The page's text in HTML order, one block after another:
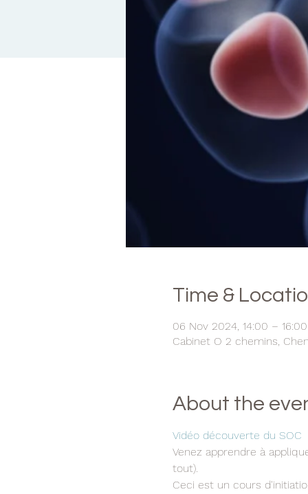
Time &
06 Nov 2024, 14:00 – 16:00
Cabinet O 2 chemins,
About the
Vidéo découverte du SOC
Venez apprendre à
tout).
Ceci est un cours